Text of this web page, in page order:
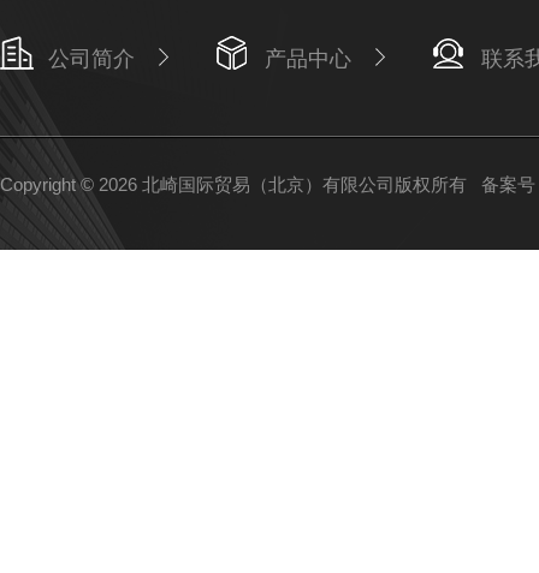
公司简介 产品中心 联系
Copyright © 2026 北崎国际贸易（北京）有限公司版权所有 备案号